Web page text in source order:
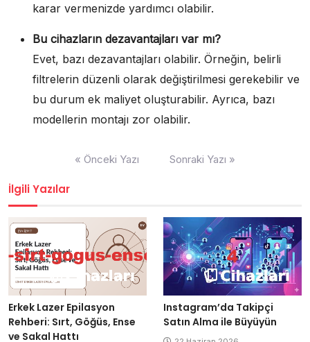
karar vermenizde yardımcı olabilir.
Bu cihazların dezavantajları var mı?
Evet, bazı dezavantajları olabilir. Örneğin, belirli
filtrelerin düzenli olarak değiştirilmesi gerekebilir ve
bu durum ek maliyet oluşturabilir. Ayrıca, bazı
modellerin montajı zor olabilir.
« Önceki Yazı Sonraki Yazı »
İlgili Yazılar
Erkek Lazer Epilasyon
Rehberi: Sırt, Göğüs, Ense
ve Sakal Hattı
Instagram’da Takipçi
Satın Alma ile Büyüyün